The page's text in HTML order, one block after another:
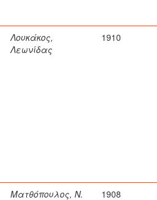
Λουκάκος,
Λεωνίδας
1910
Ματθόπουλος, Ν. 1908